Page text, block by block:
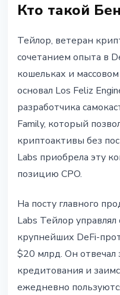
Кто такой
Тейлор, ветеран
сочетанием опыта в
кошельках и
основал Los Feliz
разработчика
Family, который
криптоактивы без
Labs приобрела эту
позицию CPO.
На посту главного
Labs Тейлор
крупнейших DeFi-
$20 млрд. Он отвечал
кредитования и
ежедневно